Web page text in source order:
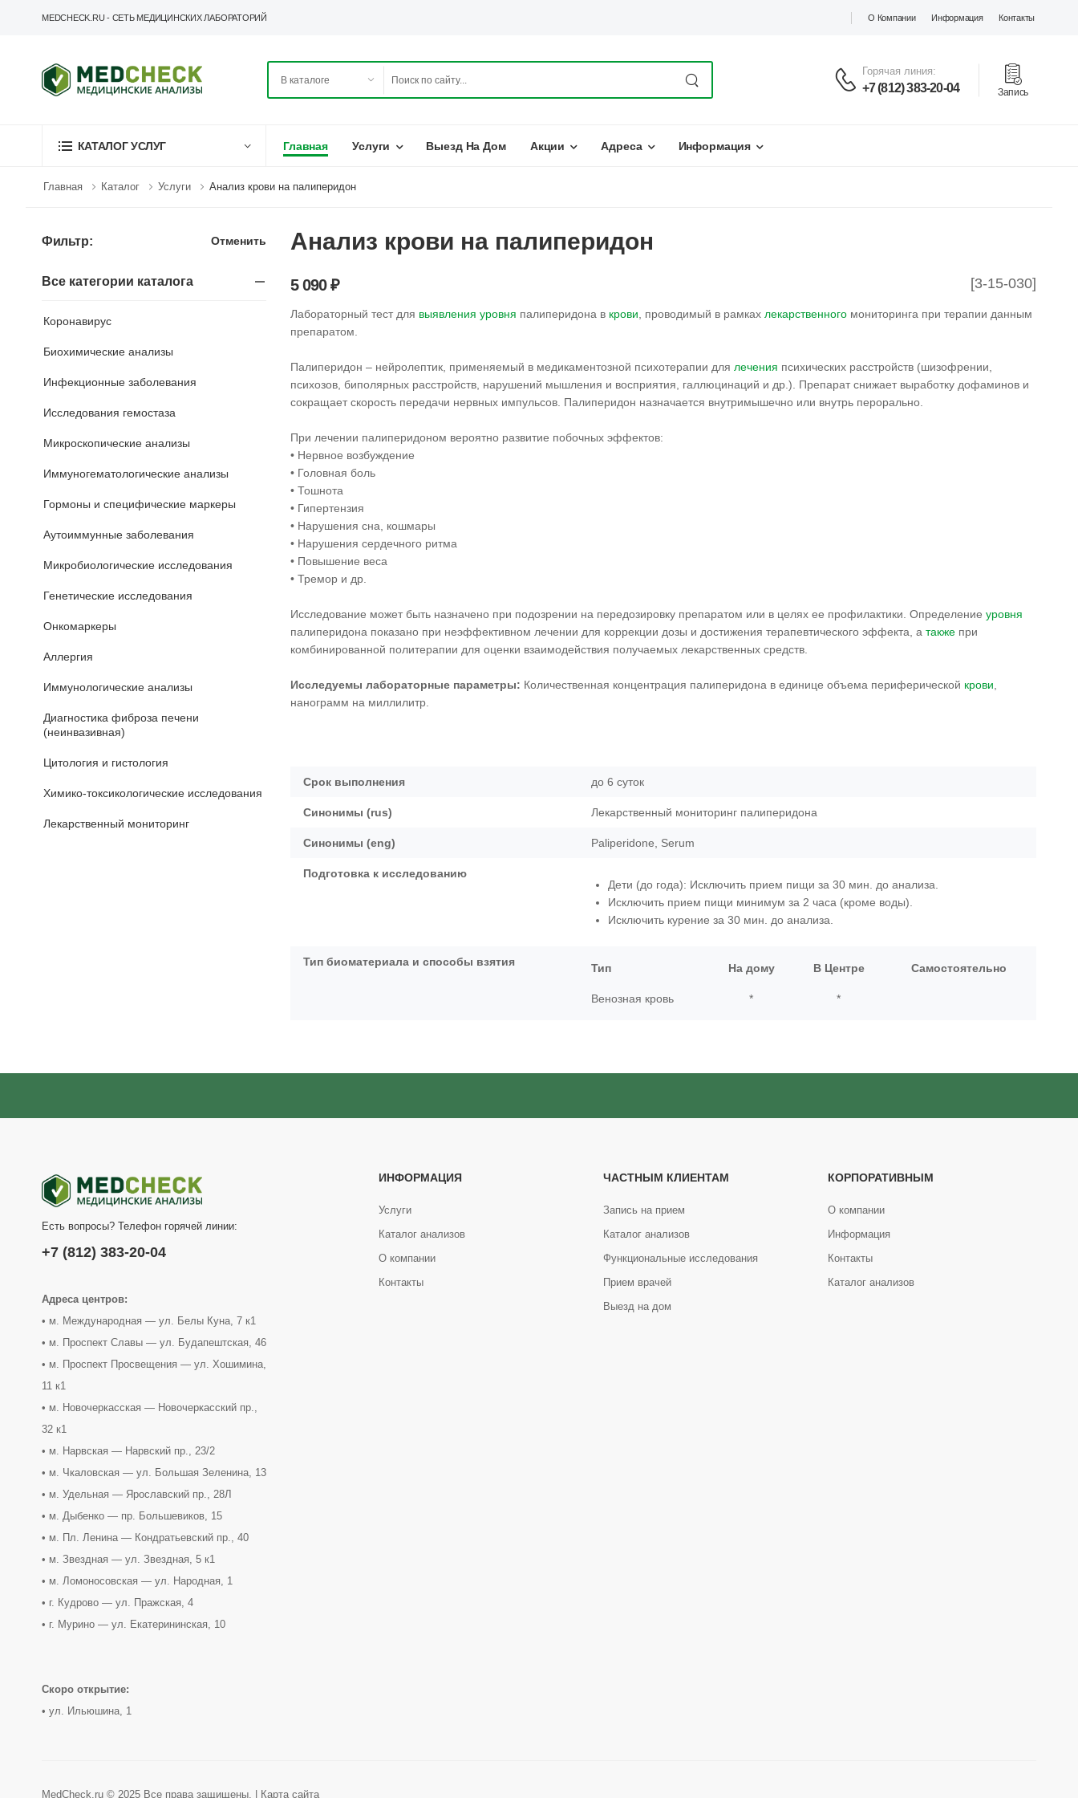
MEDCHECK.RU - СЕТЬ МЕДИЦИНСКИХ ЛАБОРАТОРИЙ О Компании Информация Контакты
Горячая линия:
+7 (812) 383-20-04 Запись
КАТАЛОГ УСЛУГ Главная Услуги Выезд На Дом Акции Адреса Информация
Главная Каталог Услуги Анализ крови на палиперидон
Фильтр: Отменить
Все категории каталога
Коронавирус
Биохимические анализы
Инфекционные заболевания
Исследования гемостаза
Микроскопические анализы
Иммуногематологические анализы
Гормоны и специфические маркеры
Аутоиммунные заболевания
Микробиологические исследования
Генетические исследования
Онкомаркеры
Аллергия
Иммунологические анализы
Диагностика фиброза печени
(неинвазивная)
Цитология и гистология
Химико-токсикологические исследования
Лекарственный мониторинг
Анализ крови на палиперидон
[3-15-030]
5 090 ₽
Лабораторный тест для выявления уровня палиперидона в крови , проводимый в рамках лекарственного мониторинга при терапии данным
препаратом.
Палиперидон – нейролептик, применяемый в медикаментозной психотерапии для лечения психических расстройств (шизофрении,
психозов, биполярных расстройств, нарушений мышления и восприятия, галлюцинаций и др.). Препарат снижает выработку дофаминов и
сокращает скорость передачи нервных импульсов. Палиперидон назначается внутримышечно или внутрь перорально.
При лечении палиперидоном вероятно развитие побочных эффектов:
• Нервное возбуждение
• Головная боль
• Тошнота
• Гипертензия
• Нарушения сна, кошмары
• Нарушения сердечного ритма
• Повышение веса
• Тремор и др.
Исследование может быть назначено при подозрении на передозировку препаратом или в целях ее профилактики. Определение уровня
палиперидона показано при неэффективном лечении для коррекции дозы и достижения терапевтического эффекта, а также при
комбинированной политерапии для оценки взаимодействия получаемых лекарственных средств.
Исследуемы лабораторные параметры: Количественная концентрация палиперидона в единице объема периферической крови
нанограмм на миллилитр.
Срок выполнения до 6 суток
Синонимы (rus) Лекарственный мониторинг палиперидона
Синонимы (eng) Paliperidone, Serum
Подготовка к исследованию
Дети (до года): Исключить прием пищи за 30 мин. до анализа.
Исключить прием пищи минимум за 2 часа (кроме воды).
Исключить курение за 30 мин. до анализа.
Тип биоматериала и способы взятия Тип На дому В Центре Самостоятельно
Венозная кровь * *
Есть вопросы? Телефон горячей линии:
+7 (812) 383-20-04
Адреса центров:
• м. Международная — ул. Белы Куна, 7 к1
• м. Проспект Славы — ул. Будапештская, 46
• м. Проспект Просвещения — ул. Хошимина,
11 к1
• м. Новочеркасская — Новочеркасский пр.,
32 к1
• м. Нарвская — Нарвский пр., 23/2
• м. Чкаловская — ул. Большая Зеленина, 13
• м. Удельная — Ярославский пр., 28Л
• м. Дыбенко — пр. Большевиков, 15
• м. Пл. Ленина — Кондратьевский пр., 40
• м. Звездная — ул. Звездная, 5 к1
• м. Ломоносовская — ул. Народная, 1
• г. Кудрово — ул. Пражская, 4
• г. Мурино — ул. Екатерининская, 10
Скоро открытие:
• ул. Ильюшина, 1
ИНФОРМАЦИЯ
Услуги
Каталог анализов
О компании
Контакты
ЧАСТНЫМ КЛИЕНТАМ
Запись на прием
Каталог анализов
Функциональные исследования
Прием врачей
Выезд на дом
КОРПОРАТИВНЫМ
О компании
Информация
Контакты
Каталог анализов
MedCheck.ru © 2025 Все права защищены. | Карта сайта